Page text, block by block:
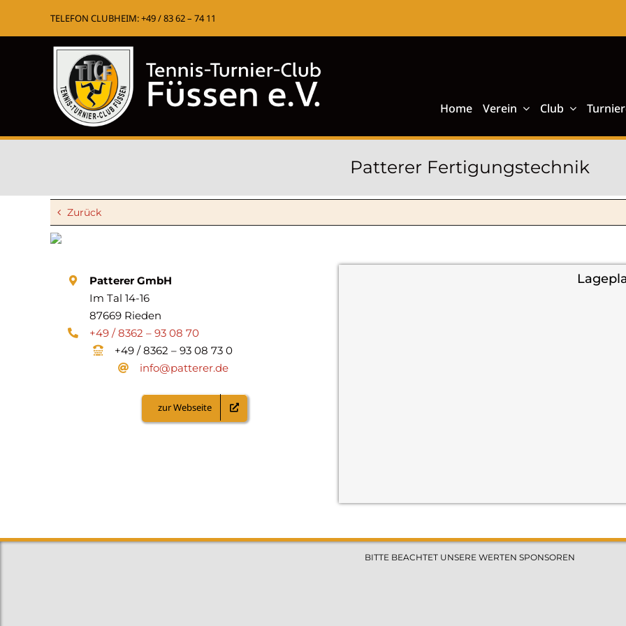
TELEFON CLUBHEIM: +49 / 83 62 – 74 11
Home Verein Club
Patterer Fertigungstechnik
Zurück
Patterer GmbH
Im Tal 14-16
87669 Rieden
+49 / 8362 – 93 08 70
+49 / 8362 – 93 08 73 0
info@patterer.de
zur Webseite
BITTE BEACHTET UNSERE WERTEN SPONSOREN